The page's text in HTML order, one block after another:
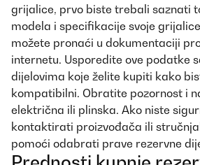
grijalice, prvo biste trebali saznati
modela i specifikacije svoje
možete pronaći u dokumentaciji
internetu. Usporedite ove podatke
dijelovima koje želite kupiti kako
kompatibilni. Obratite pozornost i
električna ili plinska. Ako niste
kontaktirati proizvođača ili
pomoći odabrati prave rezervne